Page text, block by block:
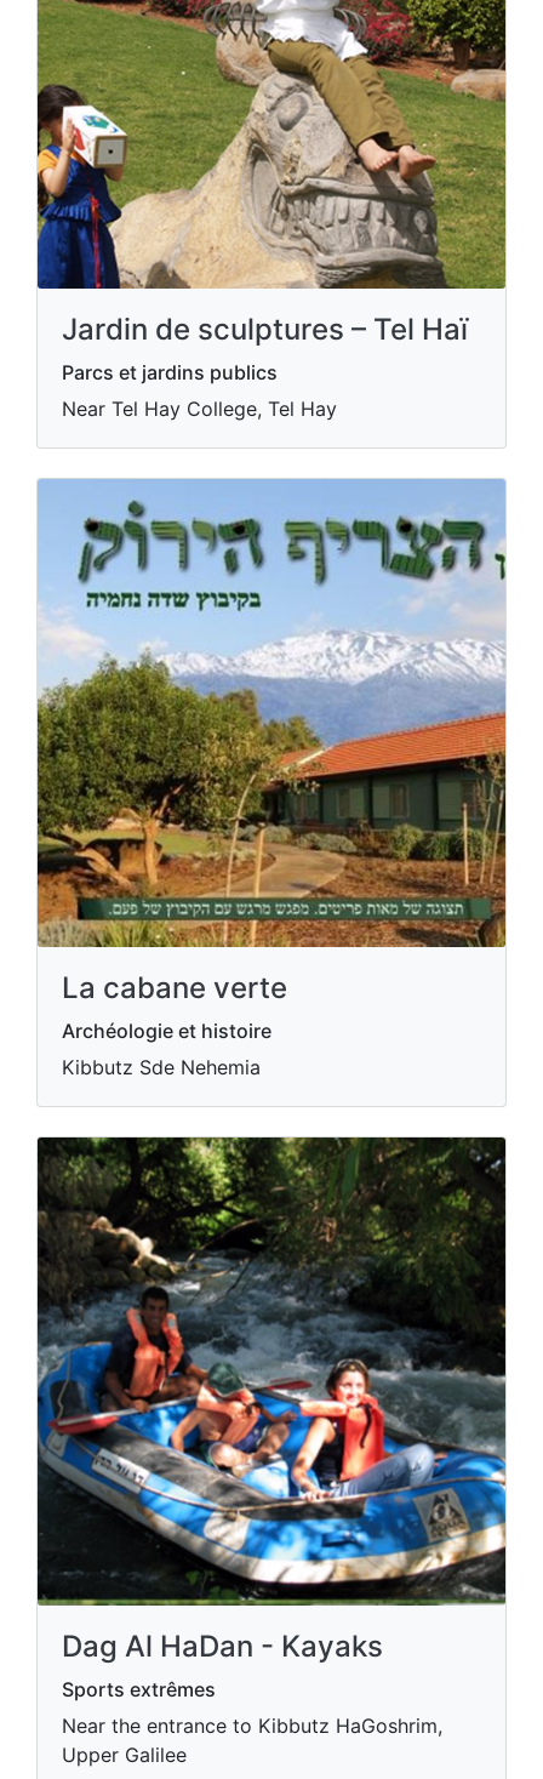
Jardin de sculptures – Tel Haï
Parcs et jardins publics
Near Tel Hay College, Tel Hay
La cabane verte
Archéologie et histoire
Kibbutz Sde Nehemia
Dag Al HaDan - Kayaks
Sports extrêmes
Near the entrance to Kibbutz HaGoshrim,
Upper Galilee